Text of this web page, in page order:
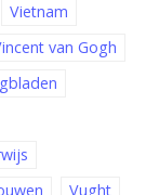
Vietnam
van Gogh
Vught